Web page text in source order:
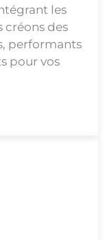
les
créons des
performants
pour vos